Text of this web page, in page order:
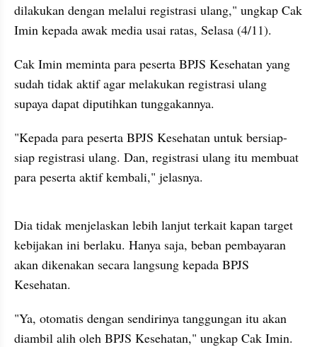
dilakukan dengan melalui registrasi ulang," ungkap Cak
Imin kepada awak media usai ratas, Selasa (4/11).
Cak Imin meminta para peserta BPJS Kesehatan yang
sudah tidak aktif agar melakukan registrasi ulang
supaya dapat diputihkan tunggakannya.
"Kepada para peserta BPJS Kesehatan untuk bersiap-
siap registrasi ulang. Dan, registrasi ulang itu membuat
para peserta aktif kembali," jelasnya.
Dia tidak menjelaskan lebih lanjut terkait kapan target
kebijakan ini berlaku. Hanya saja, beban pembayaran
akan dikenakan secara langsung kepada BPJS
Kesehatan.
"Ya, otomatis dengan sendirinya tanggungan itu akan
diambil alih oleh BPJS Kesehatan," ungkap Cak Imin.